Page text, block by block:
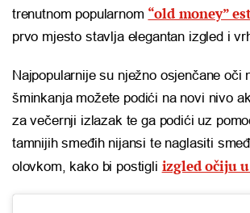
trenutnom popularnom “old money”
prvo mjesto stavlja elegantan izgled i
Najpopularnije su nježno osjenčane oči
šminkanja možete podići na novi nivo
za večernji izlazak te ga podići uz
tamnijih smeđih nijansi te naglasiti
olovkom, kako bi postigli izgled očiju